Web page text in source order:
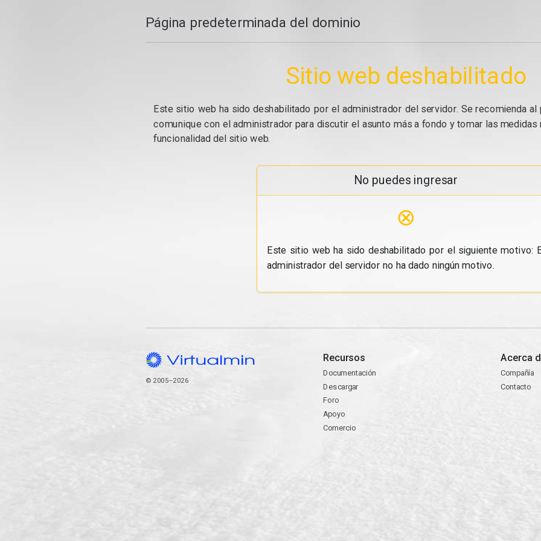
Página predeterminada del dominio
Sitio web deshabilitado
Este sitio web ha sido deshabilitado por el administrador del servidor. Se recomienda
comunique con el administrador para discutir el asunto más a fondo y tomar las medidas
funcionalidad del sitio web.
No puedes ingresar
⊗
Este sitio web ha sido deshabilitado por el siguiente motivo:
administrador del servidor no ha dado ningún motivo.
© 2005–2026
Recursos
Documentación
Descargar
Foro
Apoyo
Comercio
Acerca
Compañía
Contacto